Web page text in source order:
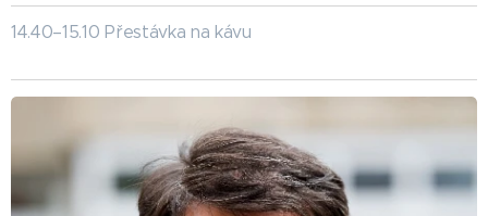
14.40–15.10 Přestávka na kávu